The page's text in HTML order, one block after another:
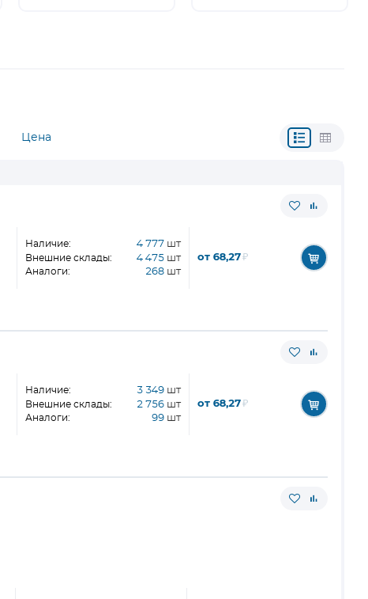
Цена
Наличие: 4 777 шт
Внешние склады: 4 475 шт
Аналоги: 268 шт
от 68,27₽
Наличие: 3 349 шт
Внешние склады: 2 756 шт
Аналоги: 99 шт
от 68,27₽